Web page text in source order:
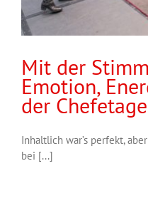
Mit der
Emotion,
der Chefetage
Inhaltlich war’s perfekt,
bei [...]